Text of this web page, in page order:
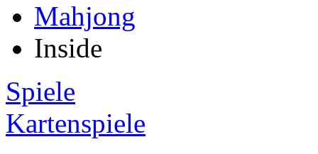
Mahjong
Inside
Spiele
Kartenspiele